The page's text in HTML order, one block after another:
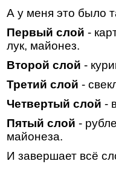
А у меня это было
Первый слой -
лук, майонез.
Второй слой -
Третий слой -
Четвертый слой -
Пятый слой -
майонеза.
И завершает всё